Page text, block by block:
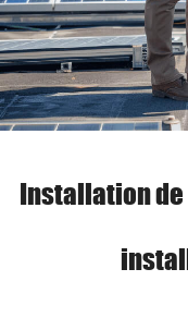
Installation de